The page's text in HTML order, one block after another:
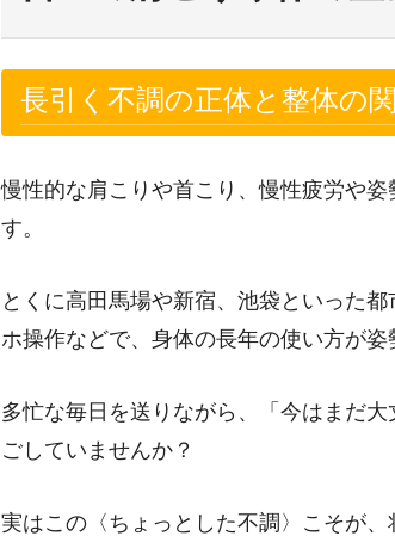
長引く不調の正体と整体の
慢性的な肩こりや首こり、慢性疲労や
す。
とくに高田馬場や新宿、池袋といった
ホ操作などで、身体の長年の使い方が姿
多忙な毎日を送りながら、「今はまだ
ごしていませんか？
実はこの〈ちょっとした不調〉こそが